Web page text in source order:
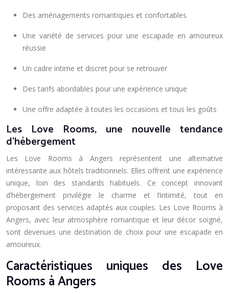
Des aménagements romantiques et confortables
Une variété de services pour une escapade en amoureux
réussie
Un cadre intime et discret pour se retrouver
Des tarifs abordables pour une expérience unique
Une offre adaptée à toutes les occasions et tous les goûts
Les Love Rooms, une nouvelle tendance
d’hébergement
Les Love Rooms à Angers représentent une alternative
intéressante aux hôtels traditionnels. Elles offrent une expérience
unique, loin des standards habituels. Ce concept innovant
d’hébergement privilégie le charme et l’intimité, tout en
proposant des services adaptés aux couples. Les Love Rooms à
Angers, avec leur atmosphère romantique et leur décor soigné,
sont devenues une destination de choix pour une escapade en
amoureux.
Caractéristiques uniques des Love
Rooms à Angers